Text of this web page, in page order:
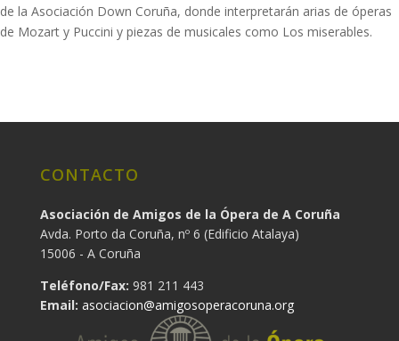
de la Asociación Down Coruña, donde interpretarán arias de óperas
de Mozart y Puccini y piezas de musicales como Los miserables.
CONTACTO
Asociación de Amigos de la Ópera de A Coruña
Avda. Porto da Coruña, nº 6 (Edificio Atalaya)
15006 - A Coruña
Teléfono/Fax: 981 211 443
Email: asociacion@amigosoperacoruna.org